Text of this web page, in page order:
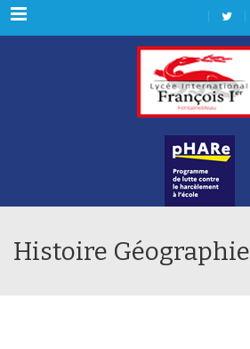
Rubriques
Histoire Géographie